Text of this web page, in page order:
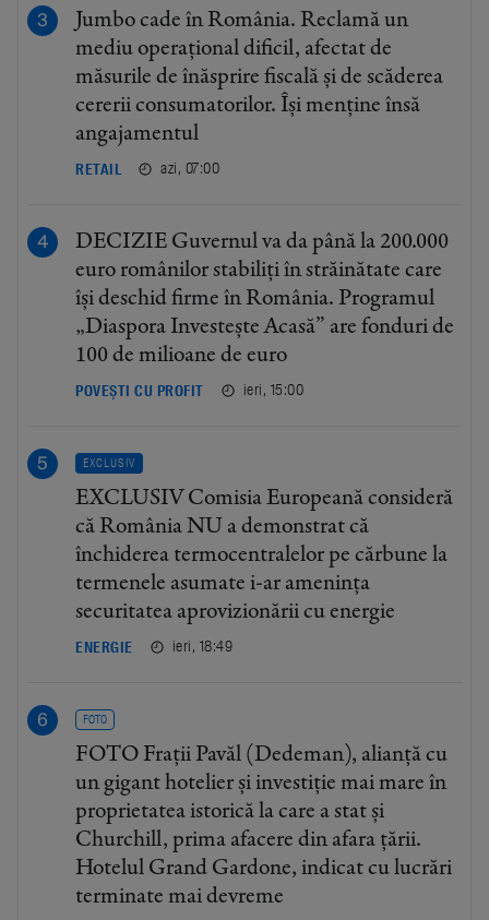
Jumbo cade în România. Reclamă un
mediu operațional dificil, afectat de
măsurile de înăsprire fiscală și de scăderea
cererii consumatorilor. Își menține însă
angajamentul
RETAIL azi, 07:00
DECIZIE Guvernul va da până la 200.000
euro românilor stabiliți în străinătate care
își deschid firme în România. Programul
„Diaspora Investește Acasă” are fonduri de
100 de milioane de euro
POVEȘTI CU PROFIT ieri, 15:00
EXCLUSIV
EXCLUSIV Comisia Europeană consideră
că România NU a demonstrat că
închiderea termocentralelor pe cărbune la
termenele asumate i-ar amenința
securitatea aprovizionării cu energie
ENERGIE ieri, 18:49
FOTO
FOTO Frații Pavăl (Dedeman), alianță cu
un gigant hotelier și investiție mai mare în
proprietatea istorică la care a stat și
Churchill, prima afacere din afara țării.
Hotelul Grand Gardone, indicat cu lucrări
terminate mai devreme